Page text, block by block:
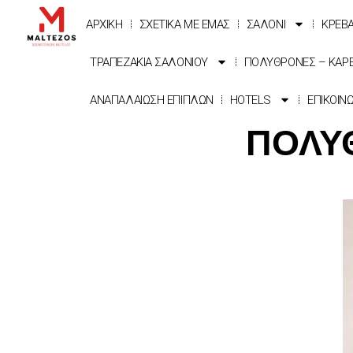
ΑΡΧΙΚΗ ΣΧΕΤΙΚΑ ΜΕ ΕΜΑΣ ΣΑΛΟΝΙ
ΤΡΑΠΕΖΑΚΙΑ ΣΑΛΟΝΙΟΥ ΠΟΛΥΘΡΟΝΕΣ –
ΑΝΑΠΑΛΑΙΩΣΗ ΕΠΙΠΛΩΝ HOTELS